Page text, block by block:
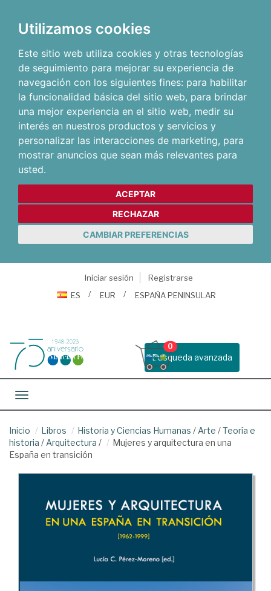
Utilizamos cookies
Este sitio web utiliza cookies y otras tecnologías
de seguimiento para mejorar su experiencia de
navegación con los siguientes fines: para habilitar
la funcionalidad básica del sitio web, para brindar
una mejor experiencia en el sitio web, medir su
interés en nuestros productos y servicios y
personalizar las interacciones de marketing, para
mostrar anuncios que sean más relevantes para
usted.
ACEPTAR
RECHAZAR
CAMBIAR PREFERENCIAS
Iniciar sesión
Registrarse
ES
EUR ESPAÑA PENINSULAR
Busqueda avanzada
0
Toggle navigation
Inicio Libros Historia y Ciencias Humanas / Arte /Teoría e
historia / Arquitectura /
Mujeres y arquitectura en una
España en transición